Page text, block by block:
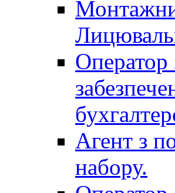
Оператор
Агент з
набору.